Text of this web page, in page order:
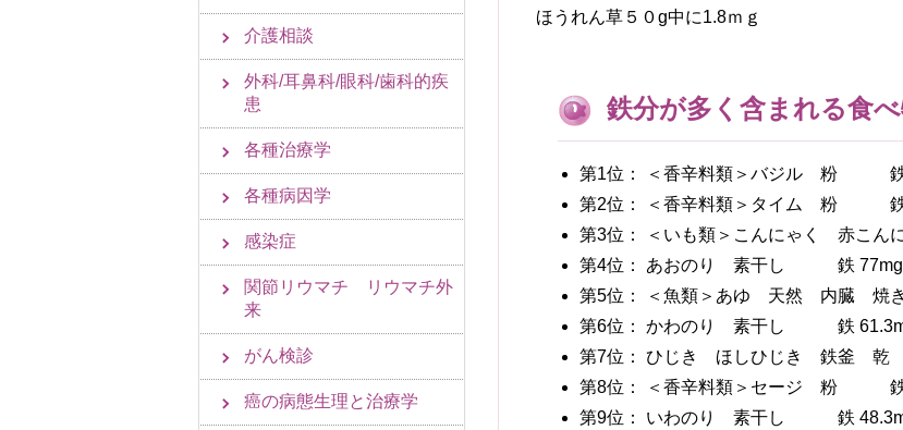
ほうれん草５０g中に1.8ｍｇ
鉄分が多く含まれる食
第1位： ＜香辛料類＞バジル 粉 鉄
第2位： ＜香辛料類＞タイム 粉 鉄
第3位： ＜いも類＞こんにゃく 赤
第4位： あおのり 素干し 鉄 77mg
第5位： ＜魚類＞あゆ 天然 内臓
第6位： かわのり 素干し 鉄
第7位： ひじき ほしひじき 鉄釜
第8位： ＜香辛料類＞セージ 粉 鉄
第9位： いわのり 素干し 鉄
介護相談
外科/耳鼻科/眼科/歯科的疾
患
各種治療学
各種病因学
感染症
関節リウマチ リウマチ外
来
がん検診
癌の病態生理と治療学